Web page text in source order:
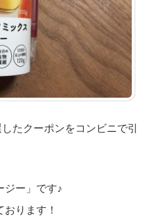
たクーポンをコンビニで引
ジー」です♪
ります！